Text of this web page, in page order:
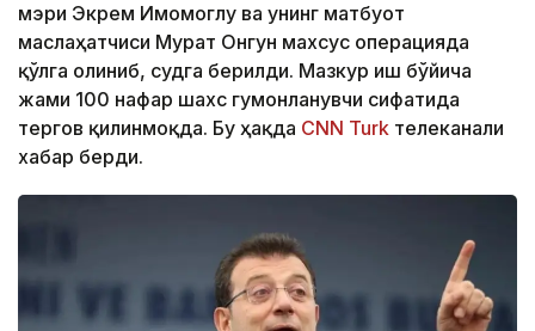
мэри Экрем Имомоглу ва унинг матбуот
маслаҳатчиси Мурат Онгун махсус операцияда
қўлга олиниб, судга берилди. Мазкур иш бўйича
жами 100 нафар шахс гумонланувчи сифатида
тергов қилинмоқда. Бу ҳақда CNN Turk телеканали
хабар берди.